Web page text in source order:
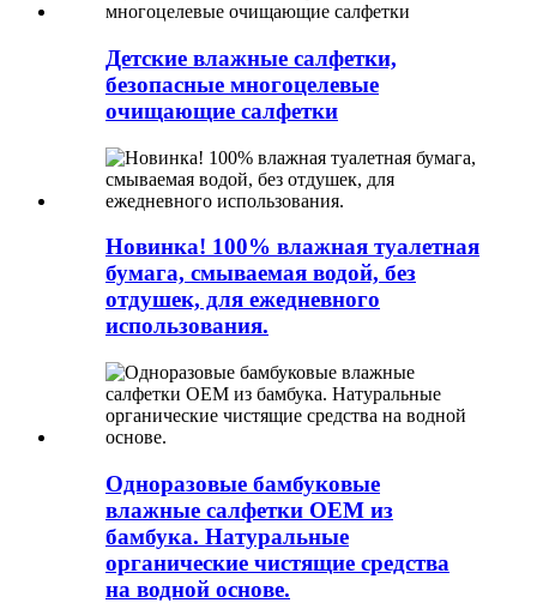
Детские влажные салфетки,
безопасные многоцелевые
очищающие салфетки
Новинка! 100% влажная туалетная
бумага, смываемая водой, без
отдушек, для ежедневного
использования.
Одноразовые бамбуковые
влажные салфетки OEM из
бамбука. Натуральные
органические чистящие средства
на водной основе.